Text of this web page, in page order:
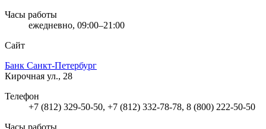
Часы работы
ежедневно, 09:00–21:00
Сайт
Банк Санкт-Петербург
Кирочная ул., 28
Телефон
+7 (812) 329-50-50, +7 (812) 332-78-78, 8 (800) 222-50-50
Часы работы